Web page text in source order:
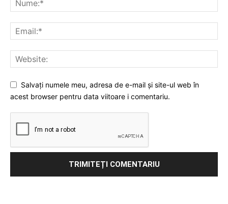
Salvați numele meu, adresa de e-mail și site-ul web în
acest browser pentru data viitoare i comentariu.